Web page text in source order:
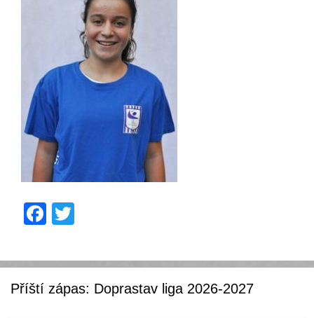
F
c
e
tt
er
Příští zápas: Doprastav liga 2026-2027